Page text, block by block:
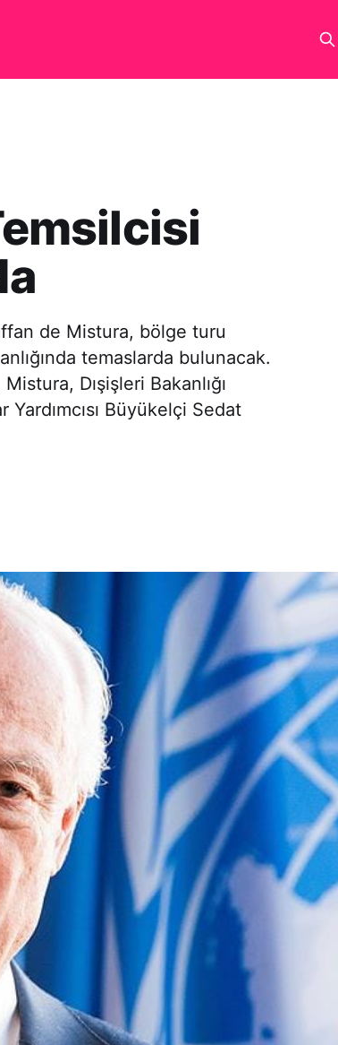
de Mistura, bölge turu
temaslarda bulunacak.
Dışişleri Bakanlığı
Büyükelçi Sedat